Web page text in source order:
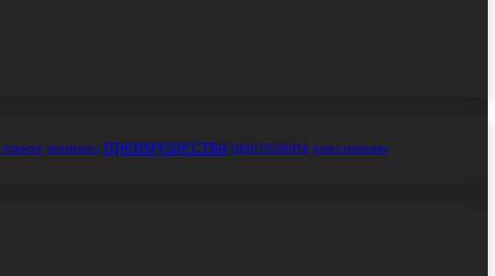
открытие правильно преимущества приготовить приготовления